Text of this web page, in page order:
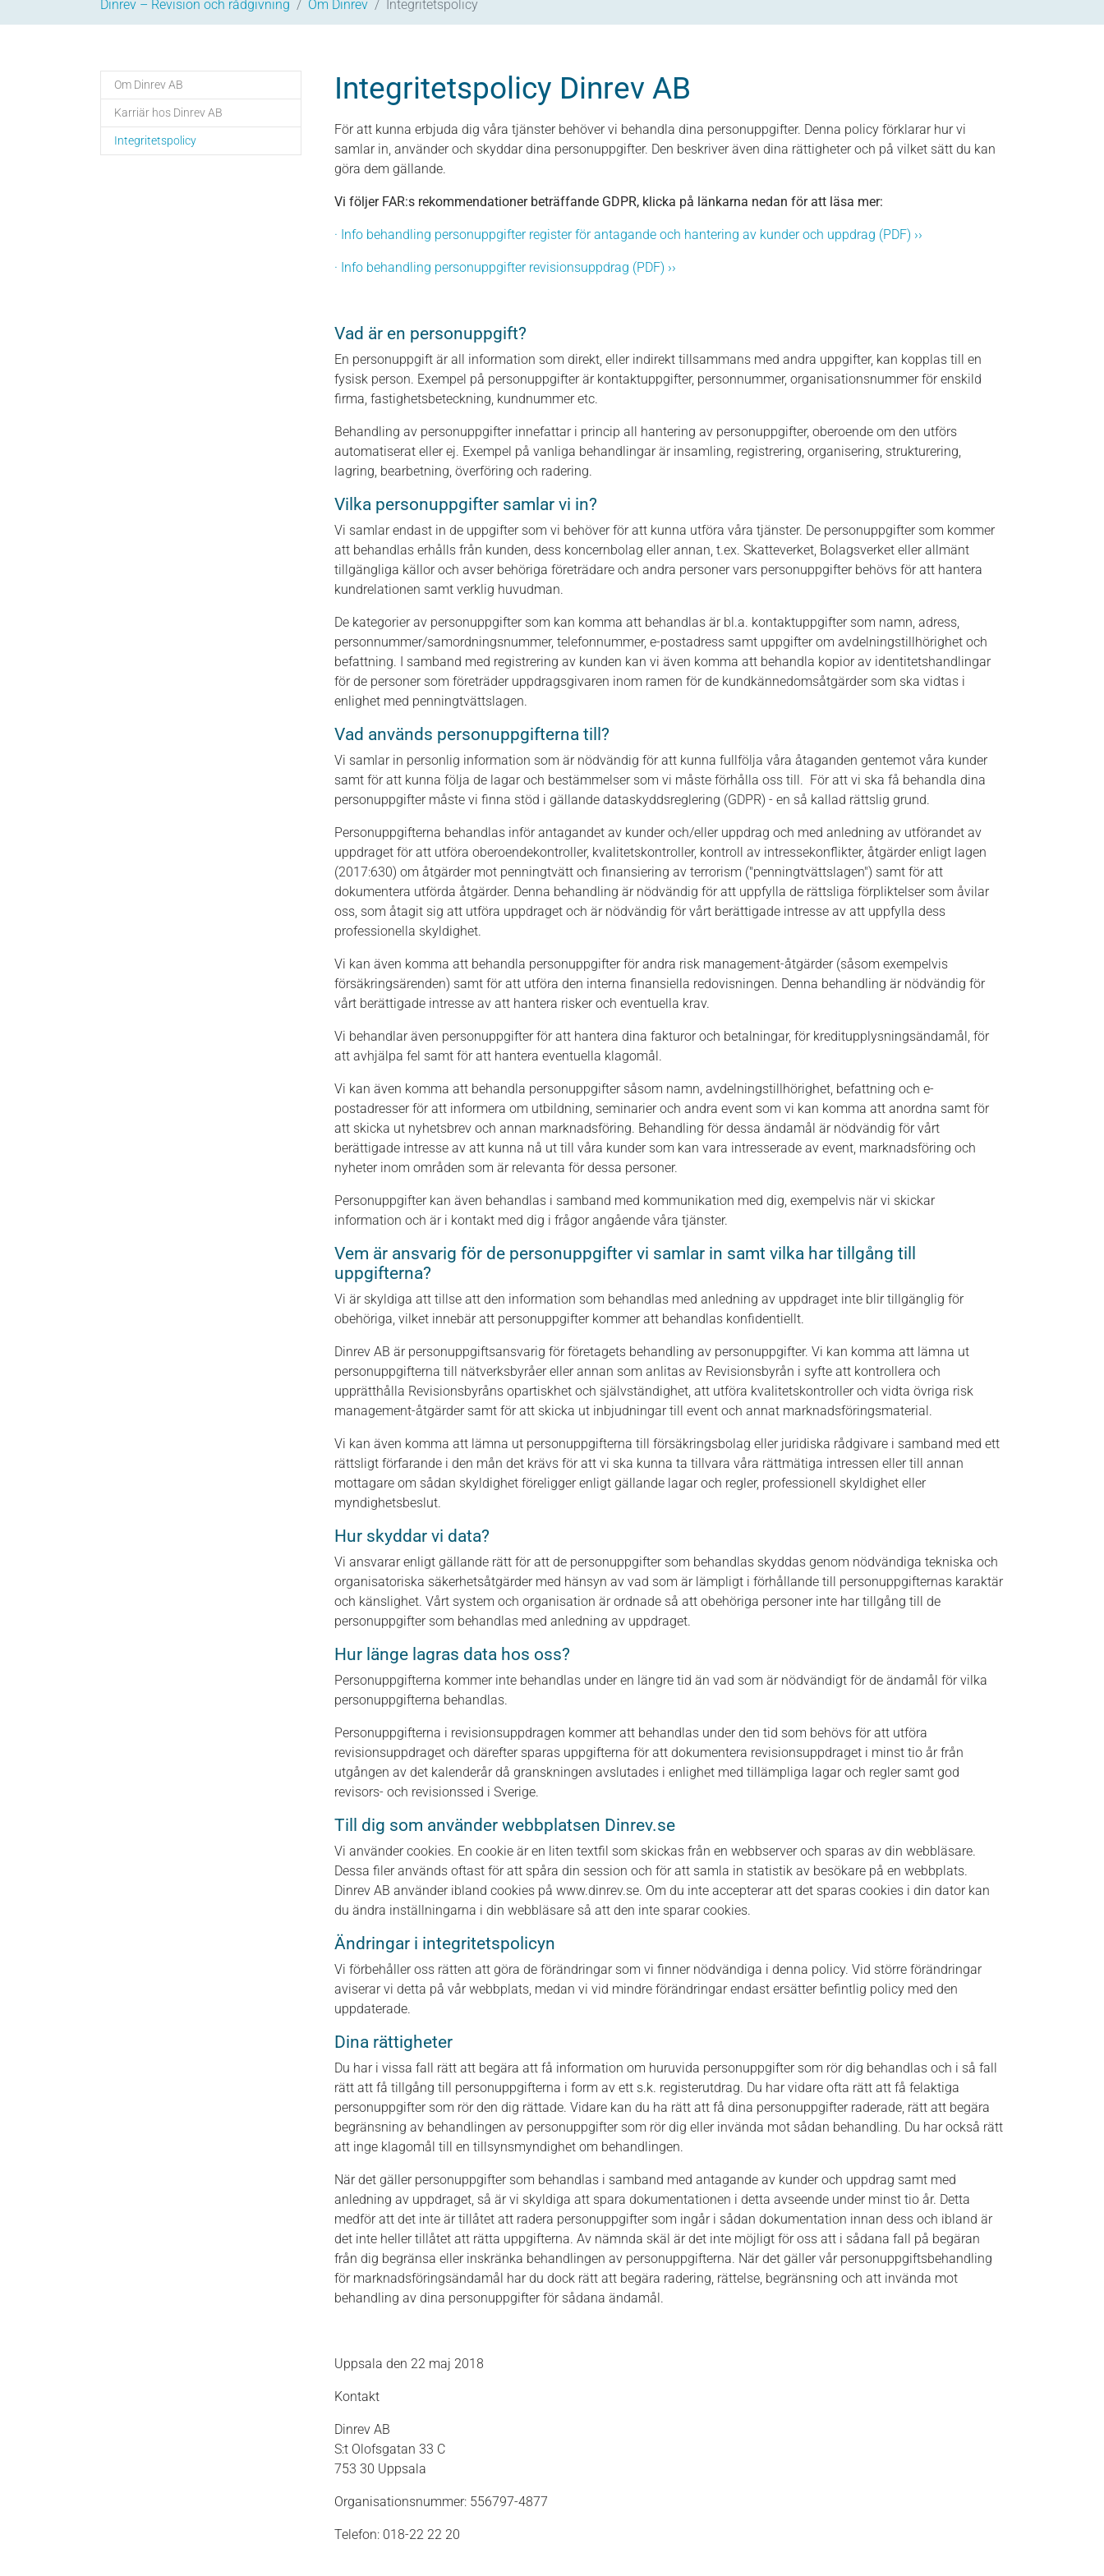
Dinrev – Revision och rådgivning Om Dinrev Integritetspolicy
Om Dinrev AB
Karriär hos Dinrev AB
Integritetspolicy(current)
Integritetspolicy Dinrev AB
För att kunna erbjuda dig våra tjänster behöver vi behandla dina personuppgifter. Denna policy förklarar hur vi
samlar in, använder och skyddar dina personuppgifter. Den beskriver även dina rättigheter och på vilket sätt du kan
göra dem gällande.
Vi följer FAR:s rekommendationer beträffande GDPR, klicka på länkarna nedan för att läsa mer:
· Info behandling personuppgifter register för antagande och hantering av kunder och uppdrag (PDF) ››
· Info behandling personuppgifter revisionsuppdrag (PDF) ››
Vad är en personuppgift?
En personuppgift är all information som direkt, eller indirekt tillsammans med andra uppgifter, kan kopplas till en
fysisk person. Exempel på personuppgifter är kontaktuppgifter, personnummer, organisationsnummer för enskild
firma, fastighetsbeteckning, kundnummer etc.
Behandling av personuppgifter innefattar i princip all hantering av personuppgifter, oberoende om den utförs
automatiserat eller ej. Exempel på vanliga behandlingar är insamling, registrering, organisering, strukturering,
lagring, bearbetning, överföring och radering.
Vilka personuppgifter samlar vi in?
Vi samlar endast in de uppgifter som vi behöver för att kunna utföra våra tjänster. De personuppgifter som kommer
att behandlas erhålls från kunden, dess koncernbolag eller annan, t.ex. Skatteverket, Bolagsverket eller allmänt
tillgängliga källor och avser behöriga företrädare och andra personer vars personuppgifter behövs för att hantera
kundrelationen samt verklig huvudman.
De kategorier av personuppgifter som kan komma att behandlas är bl.a. kontaktuppgifter som namn, adress,
personnummer/samordningsnummer, telefonnummer, e-postadress samt uppgifter om avdelningstillhörighet och
befattning. I samband med registrering av kunden kan vi även komma att behandla kopior av identitetshandlingar
för de personer som företräder uppdragsgivaren inom ramen för de kundkännedomsåtgärder som ska vidtas i
enlighet med penningtvättslagen.
Vad används personuppgifterna till?
Vi samlar in personlig information som är nödvändig för att kunna fullfölja våra åtaganden gentemot våra kunder
samt för att kunna följa de lagar och bestämmelser som vi måste förhålla oss till. För att vi ska få behandla dina
personuppgifter måste vi finna stöd i gällande dataskyddsreglering (GDPR) - en så kallad rättslig grund.
Personuppgifterna behandlas inför antagandet av kunder och/eller uppdrag och med anledning av utförandet av
uppdraget för att utföra oberoendekontroller, kvalitetskontroller, kontroll av intressekonflikter, åtgärder enligt lagen
(2017:630) om åtgärder mot penningtvätt och finansiering av terrorism ("penningtvättslagen") samt för att
dokumentera utförda åtgärder. Denna behandling är nödvändig för att uppfylla de rättsliga förpliktelser som åvilar
oss, som åtagit sig att utföra uppdraget och är nödvändig för vårt berättigade intresse av att uppfylla dess
professionella skyldighet.
Vi kan även komma att behandla personuppgifter för andra risk management-åtgärder (såsom exempelvis
försäkringsärenden) samt för att utföra den interna finansiella redovisningen. Denna behandling är nödvändig för
vårt berättigade intresse av att hantera risker och eventuella krav.
Vi behandlar även personuppgifter för att hantera dina fakturor och betalningar, för kreditupplysningsändamål, för
att avhjälpa fel samt för att hantera eventuella klagomål.
Vi kan även komma att behandla personuppgifter såsom namn, avdelningstillhörighet, befattning och e-
postadresser för att informera om utbildning, seminarier och andra event som vi kan komma att anordna samt för
att skicka ut nyhetsbrev och annan marknadsföring. Behandling för dessa ändamål är nödvändig för vårt
berättigade intresse av att kunna nå ut till våra kunder som kan vara intresserade av event, marknadsföring och
nyheter inom områden som är relevanta för dessa personer.
Personuppgifter kan även behandlas i samband med kommunikation med dig, exempelvis när vi skickar
information och är i kontakt med dig i frågor angående våra tjänster.
Vem är ansvarig för de personuppgifter vi samlar in samt vilka har tillgång till
uppgifterna?
Vi är skyldiga att tillse att den information som behandlas med anledning av uppdraget inte blir tillgänglig för
obehöriga, vilket innebär att personuppgifter kommer att behandlas konfidentiellt.
Dinrev AB är personuppgiftsansvarig för företagets behandling av personuppgifter. Vi kan komma att lämna ut
personuppgifterna till nätverksbyråer eller annan som anlitas av Revisionsbyrån i syfte att kontrollera och
upprätthålla Revisionsbyråns opartiskhet och självständighet, att utföra kvalitetskontroller och vidta övriga risk
management-åtgärder samt för att skicka ut inbjudningar till event och annat marknadsföringsmaterial.
Vi kan även komma att lämna ut personuppgifterna till försäkringsbolag eller juridiska rådgivare i samband med ett
rättsligt förfarande i den mån det krävs för att vi ska kunna ta tillvara våra rättmätiga intressen eller till annan
mottagare om sådan skyldighet föreligger enligt gällande lagar och regler, professionell skyldighet eller
myndighetsbeslut.
Hur skyddar vi data?
Vi ansvarar enligt gällande rätt för att de personuppgifter som behandlas skyddas genom nödvändiga tekniska och
organisatoriska säkerhetsåtgärder med hänsyn av vad som är lämpligt i förhållande till personuppgifternas karaktär
och känslighet. Vårt system och organisation är ordnade så att obehöriga personer inte har tillgång till de
personuppgifter som behandlas med anledning av uppdraget.
Hur länge lagras data hos oss?
Personuppgifterna kommer inte behandlas under en längre tid än vad som är nödvändigt för de ändamål för vilka
personuppgifterna behandlas.
Personuppgifterna i revisionsuppdragen kommer att behandlas under den tid som behövs för att utföra
revisionsuppdraget och därefter sparas uppgifterna för att dokumentera revisionsuppdraget i minst tio år från
utgången av det kalenderår då granskningen avslutades i enlighet med tillämpliga lagar och regler samt god
revisors- och revisionssed i Sverige.
Till dig som använder webbplatsen Dinrev.se
Vi använder cookies. En cookie är en liten textfil som skickas från en webbserver och sparas av din webbläsare.
Dessa filer används oftast för att spåra din session och för att samla in statistik av besökare på en webbplats.
Dinrev AB använder ibland cookies på www.dinrev.se. Om du inte accepterar att det sparas cookies i din dator kan
du ändra inställningarna i din webbläsare så att den inte sparar cookies.
Ändringar i integritetspolicyn
Vi förbehåller oss rätten att göra de förändringar som vi finner nödvändiga i denna policy. Vid större förändringar
aviserar vi detta på vår webbplats, medan vi vid mindre förändringar endast ersätter befintlig policy med den
uppdaterade.
Dina rättigheter
Du har i vissa fall rätt att begära att få information om huruvida personuppgifter som rör dig behandlas och i så fall
rätt att få tillgång till personuppgifterna i form av ett s.k. registerutdrag. Du har vidare ofta rätt att få felaktiga
personuppgifter som rör den dig rättade. Vidare kan du ha rätt att få dina personuppgifter raderade, rätt att begära
begränsning av behandlingen av personuppgifter som rör dig eller invända mot sådan behandling. Du har också rätt
att inge klagomål till en tillsynsmyndighet om behandlingen.
När det gäller personuppgifter som behandlas i samband med antagande av kunder och uppdrag samt med
anledning av uppdraget, så är vi skyldiga att spara dokumentationen i detta avseende under minst tio år. Detta
medför att det inte är tillåtet att radera personuppgifter som ingår i sådan dokumentation innan dess och ibland är
det inte heller tillåtet att rätta uppgifterna. Av nämnda skäl är det inte möjligt för oss att i sådana fall på begäran
från dig begränsa eller inskränka behandlingen av personuppgifterna. När det gäller vår personuppgiftsbehandling
för marknadsföringsändamål har du dock rätt att begära radering, rättelse, begränsning och att invända mot
behandling av dina personuppgifter för sådana ändamål.
Uppsala den 22 maj 2018
Kontakt
Dinrev AB
S:t Olofsgatan 33 C
753 30 Uppsala
Organisationsnummer: 556797-4877
Telefon: 018-22 22 20